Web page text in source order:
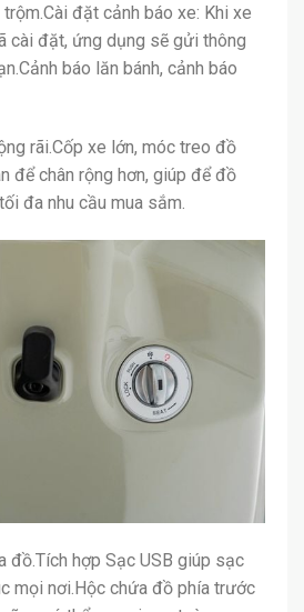
đặt cảnh báo xe: Khi xe
cài đặt, ứng dụng sẽ gửi thông
báo lăn bánh, cảnh báo
rãi.Cốp xe lớn, móc treo đồ
để chân rộng hơn, giúp để đồ
đa nhu cầu mua sắm.
đồ.Tích hợp Sạc USB giúp sạc
mọi nơi.Hộc chứa đồ phía trước